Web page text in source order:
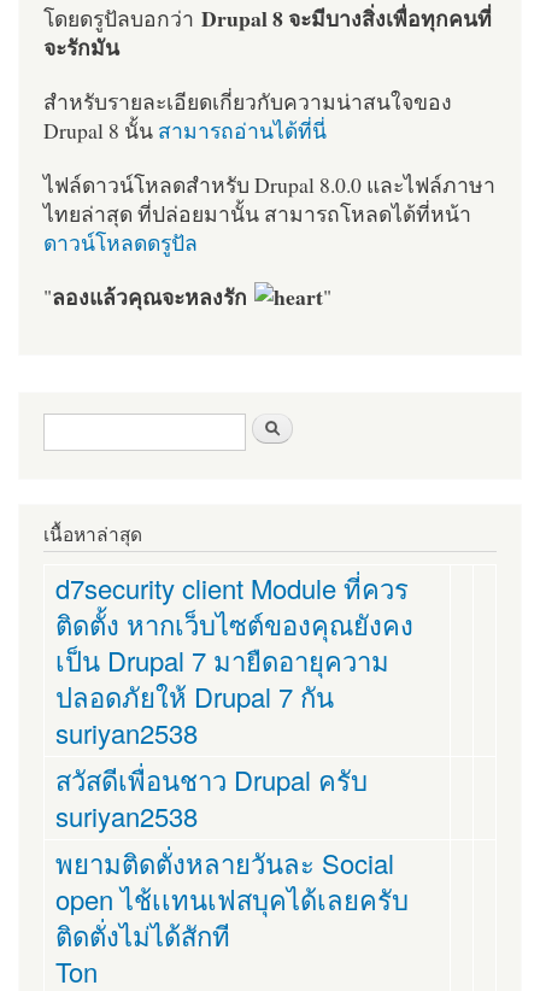
โดยดรูปัลบอกว่า Drupal 8 จะมีบางสิ่งเพื่อทุกคนที่
จะรักมัน
สำหรับรายละเอียดเกี่ยวกับความน่าสนใจของ
Drupal 8 นั้น สามารถอ่านได้ที่นี่
ไฟล์ดาวน์โหลดสำหรับ Drupal 8.0.0 และไฟล์ภาษา
ไทยล่าสุด ที่ปล่อยมานั้น สามารถโหลดได้ที่หน้า
ดาวน์โหลดดรูปัล
"ลองแล้วคุณจะหลงรัก "
ฟอร์มค้นหา
เนื้อหาล่าสุด
d7security client Module ที่ควร
ติดตั้ง หากเว็บไซต์ของคุณยังคง
เป็น Drupal 7 มายืดอายุความ
ปลอดภัยให้ Drupal 7 กัน
suriyan2538
สวัสดีเพื่อนชาว Drupal ครับ
suriyan2538
พยามติดตั่งหลายวันละ Social
open ไช้เเทนเฟสบุคได้เลยครับ
ติดตั่งไม่ได้สักที
Ton